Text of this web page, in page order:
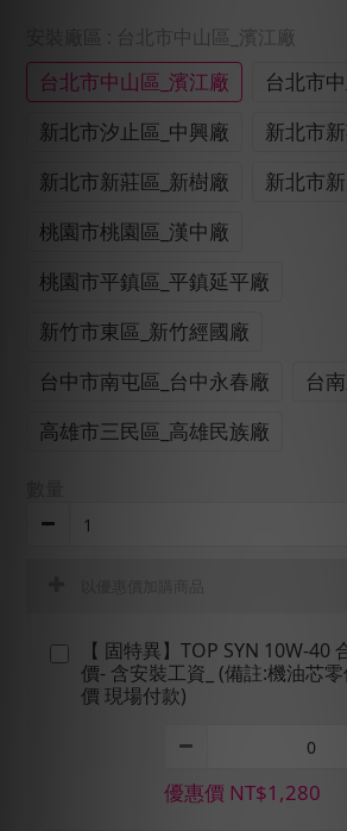
: 台北市中山區_濱江廠
台北市中山區_濱江廠
台北市
新北市汐止區_中興廠
新北市
新北市新莊區_新樹廠
新北市
桃園市桃園區_漢中廠
桃園市平鎮區_平鎮延平廠
新竹市東區_新竹經國廠
台中市南屯區_台中永春廠
台
高雄市三民區_高雄民族廠
【 固特異】TOP SYN 10W-40
價- 含安裝工資_ (備註:機油芯
價 現場付款)
優惠價 NT$1,280